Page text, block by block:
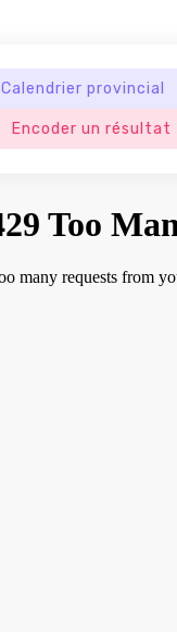
Calendrier provincial
Encoder un résultat